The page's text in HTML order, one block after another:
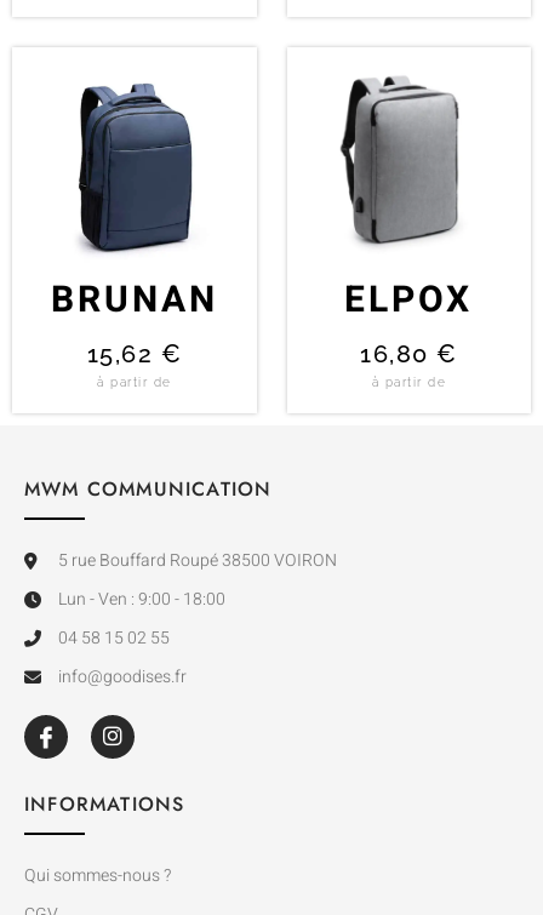
BRUNAN
15,62 €
à partir de
ELPOX
16,80 €
à partir de
MWM COMMUNICATION
5 rue Bouffard Roupé 38500 VOIRON
Lun - Ven : 9:00 - 18:00
04 58 15 02 55
info@goodises.fr
INFORMATIONS
Qui sommes-nous ?